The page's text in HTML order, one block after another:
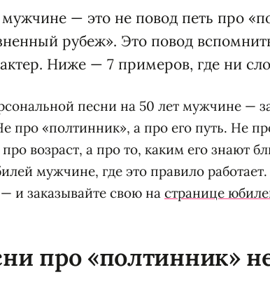
— это не повод петь про
рубеж». Это повод
Ниже — 7 примеров, где ни
песни на 50 лет мужчине —
про «полтинник», а про его путь. Не
возраст, а про то, каким его знают
мужчине, где это правило
и заказывайте свою на странице
про «полтинник»